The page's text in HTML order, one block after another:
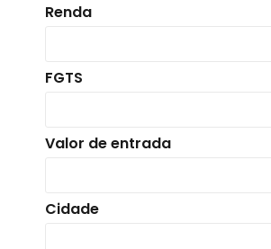
Renda
FGTS
Valor de entrada
Cidade